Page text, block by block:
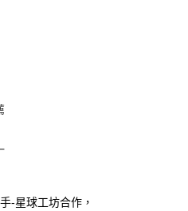
-星球工坊合作，